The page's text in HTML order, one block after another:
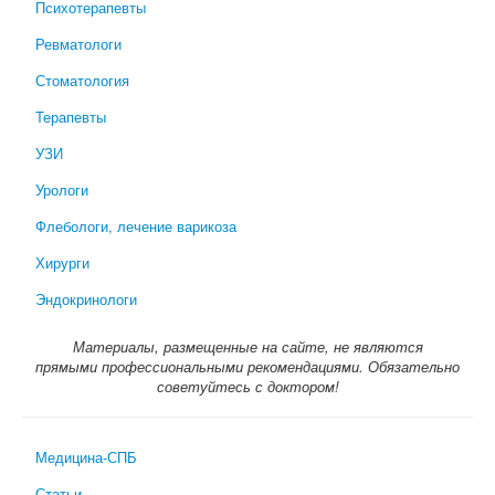
Психотерапевты
Ревматологи
Стоматология
Терапевты
УЗИ
Урологи
Флебологи, лечение варикоза
Хирурги
Эндокринологи
Материалы, размещенные на сайте, не являются
прямыми профессиональными рекомендациями. Обязательно
советуйтесь с доктором!
Медицина-СПБ